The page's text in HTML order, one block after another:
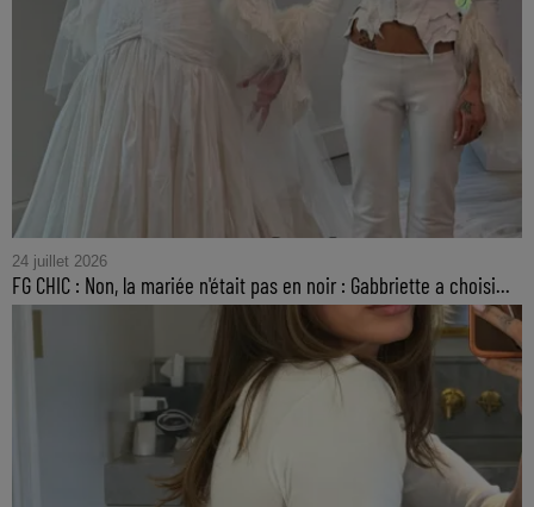
24 juillet 2026
FG CHIC : Non, la mariée n'était pas en noir : Gabbriette a choisi...